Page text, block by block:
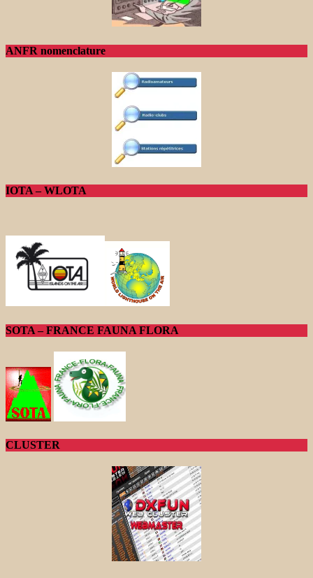
ANFR nomenclature
IOTA – WLOTA
SOTA – FRANCE FAUNA FLORA
CLUSTER